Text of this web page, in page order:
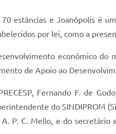
estâncias e Joanópolis é
por lei, como a
econômico
de Apoio ao
Fernando F. de
do SINDIPROM
P. C. Mello, e do